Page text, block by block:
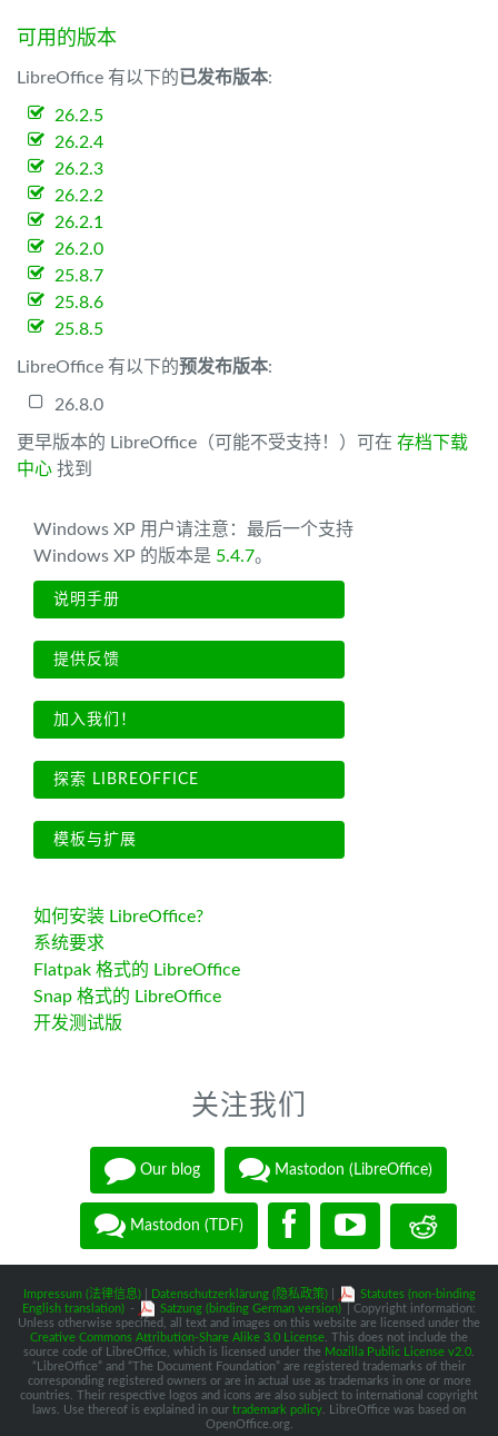
可用的版本
LibreOffice 有以下的已发布版本:
26.2.5
26.2.4
26.2.3
26.2.2
26.2.1
26.2.0
25.8.7
25.8.6
25.8.5
LibreOffice 有以下的预发布版本:
26.8.0
更早版本的 LibreOffice（可能不受支持！）可在 存档下载
中心 找到
Windows XP 用户请注意：最后一个支持
Windows XP 的版本是 5.4.7。
说明手册
提供反馈
加入我们！
探索 LIBREOFFICE
模板与扩展
如何安装 LibreOffice?
系统要求
Flatpak 格式的 LibreOffice
Snap 格式的 LibreOffice
开发测试版
关注我们
Our blog Mastodon (LibreOffice)
Mastodon (TDF)
Impressum (法律信息)| Datenschutzerklärung (隐私政策)|
Statutes (non-binding
English translation) - Satzung (binding German version)
| Copyright information:
Unless otherwise specified, all text and images on this website are licensed under the
Creative Commons Attribution-Share Alike 3.0 License . This does not include the
source code of LibreOffice, which is licensed under the Mozilla Public License v2.0
“LibreOffice” and “The Document Foundation” are registered trademarks of their
corresponding registered owners or are in actual use as trademarks in one or more
countries. Their respective logos and icons are also subject to international copyright
laws. Use thereof is explained in our trademark policy . LibreOffice was based on
OpenOffice.org.